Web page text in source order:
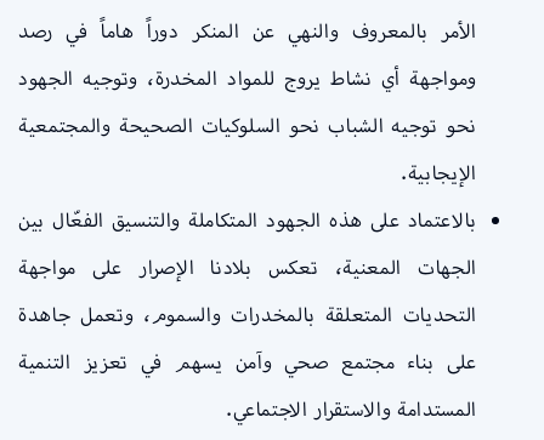
الأمر بالمعروف والنهي عن المنكر دوراً هاماً في رصد
ومواجهة أي نشاط يروج للمواد المخدرة، وتوجيه الجهود
نحو توجيه الشباب نحو السلوكيات الصحيحة والمجتمعية
الإيجابية.
بالاعتماد على هذه الجهود المتكاملة والتنسيق الفعّال بين
الجهات المعنية، تعكس بلادنا الإصرار على مواجهة
التحديات المتعلقة بالمخدرات والسموم، وتعمل جاهدة
على بناء مجتمع صحي وآمن يسهم في تعزيز التنمية
المستدامة والاستقرار الاجتماعي.